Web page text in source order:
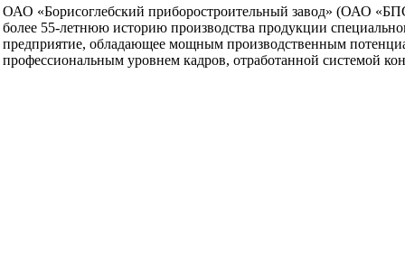
ОАО «Борисоглебский приборостроительный завод» (ОАО
более 55-летнюю историю производ­ства продукции
предприятие, обладающее мощным производственным
профессиональным уровнем кадров, отработанной системой